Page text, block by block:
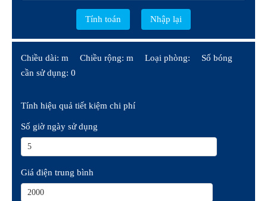
Chiều dài: m Chiều rộng: m Loại phòng:
Số bóng
cần sử dụng: 0
Tính hiệu quả tiết kiệm chi phí
Số giờ ngày sử dụng
Giá điện trung bình